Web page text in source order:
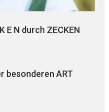
E N durch ZECKEN
besonderen ART